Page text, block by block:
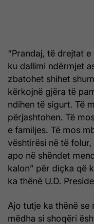
“Prandaj, të drejtat
ku dallimi ndërmjet
zbatohet shihet
kërkojnë gjëra të
ndihen të sigurt. Të
përjashtohen. Të
e familjes. Të mos
vështirësi në të
apo në shëndet
kalon” për diçka që
ka thënë U.D.
Ajo tutje ka thënë se
mëdha si shoqëri